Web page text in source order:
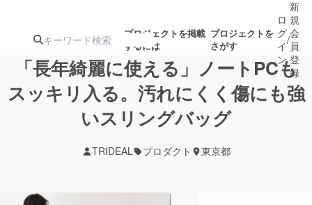
プロジェクトを掲載
するには
プロジェクトを
さがす
注目のリ 注目の新着プロ募集終了が近いプ
ロ
グ
イ
ン
/
新
規
会
員
登
録
「長年綺麗に使える」ノートPCも
スッキリ入る。汚れにくく傷にも強
いスリングバッグ
TRIDEAL プロダクト 東京都